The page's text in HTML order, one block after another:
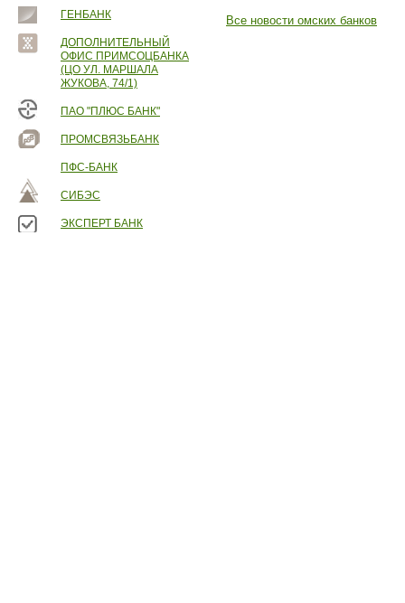
ГЕНБАНК
ДОПОЛНИТЕЛЬНЫЙ
ОФИС ПРИМСОЦБАНКА
(ЦО УЛ. МАРШАЛА
ЖУКОВА, 74/1)
ПАО "ПЛЮС БАНК"
ПРОМСВЯЗЬБАНК
ПФС-БАНК
СИБЭС
ЭКСПЕРТ БАНК
Все новости омских банков